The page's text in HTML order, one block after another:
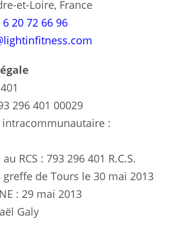
et-Loire, France
6 20 72 66 96
296 401 00029
intracommunautaire :
RCS : 793 296 401 R.C.S.
de Tours le 30 mai 2013
: 29 mai 2013
Galy